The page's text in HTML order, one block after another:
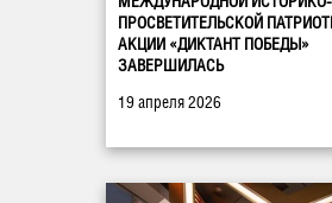
ПРОСВЕТИТЕЛЬСКОЙ
АКЦИИ «ДИКТАНТ ПОБЕДЫ»
ЗАВЕРШИЛАСЬ
19 апреля 2026